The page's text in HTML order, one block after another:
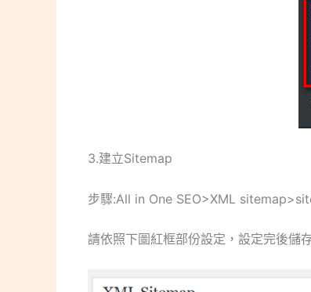
3.建立Sitemap
步驟:All in One SEO>XML
請依照下圖紅框部份設定，設定完後儲